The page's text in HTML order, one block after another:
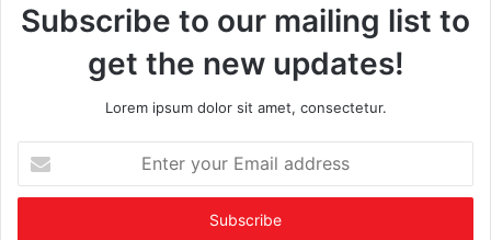
Subscribe to our mailing list to
get the new updates!
Lorem ipsum dolor sit amet, consectetur.
your
Email